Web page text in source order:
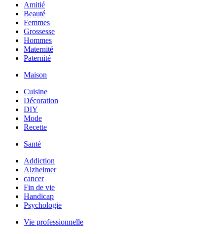
Amitié
Beauté
Femmes
Grossesse
Hommes
Maternité
Paternité
Maison
Cuisine
Décoration
DIY
Mode
Recette
Santé
Addiction
Alzheimer
cancer
Fin de vie
Handicap
Psychologie
Vie professionnelle